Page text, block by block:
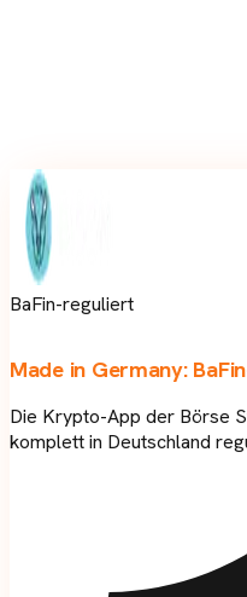
BaFin-reguliert
Made in Germany:
Die Krypto-App der Börse
komplett in Deutschland